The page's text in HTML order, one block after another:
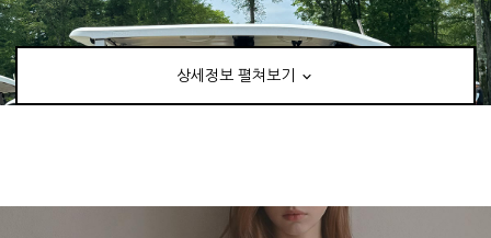
상세정보 펼쳐보기